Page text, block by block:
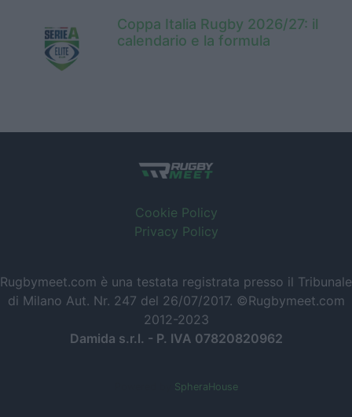
Coppa Italia Rugby 2026/27: il
calendario e la formula
Cookie Policy
Privacy Policy
Rugbymeet.com è una testata registrata presso il Tribunale
di Milano Aut. Nr. 247 del 26/07/2017. ©Rugbymeet.com
2012-2023
Damida s.r.l. - P. IVA 07820820962
SpheraHouse